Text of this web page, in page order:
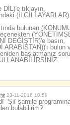
tıklayın,
(İLGİLİ
bulunan
DEĞİŞTİR)'e basın,
bulun
başlatmanız
İZ.
23-11-2016 10:59
-Şiî şamile
bulabilirim?